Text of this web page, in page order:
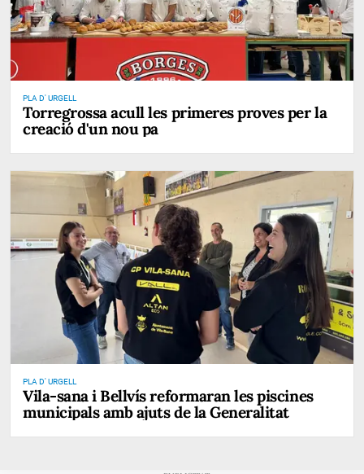
PLA D' URGELL
Torregrossa acull les primeres proves per la
creació d'un nou pa
PLA D' URGELL
Vila-sana i Bellvís reformaran les piscines
municipals amb ajuts de la Generalitat